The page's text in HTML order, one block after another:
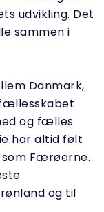
udvikling. Det
sammen i
Danmark,
og fælles
har altid følt
Færøerne.
og til